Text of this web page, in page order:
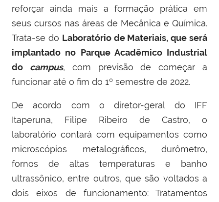
reforçar ainda mais a formação prática em
seus cursos nas áreas de Mecânica e Química.
Trata-se do Laboratório de Materiais, que será
implantado no Parque Acadêmico Industrial
do campus, com previsão de começar a
funcionar até o fim do 1º semestre de 2022.
De acordo com o diretor-geral do IFF
Itaperuna, Filipe Ribeiro de Castro, o
laboratório contará com equipamentos como
microscópios metalográficos, durômetro,
fornos de altas temperaturas e banho
ultrassônico, entre outros, que são voltados a
dois eixos de funcionamento: Tratamentos